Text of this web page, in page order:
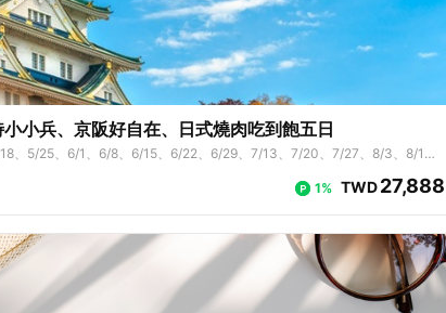
小兵、京阪好自在、日式燒肉吃到飽五日
、5/25、6/1、6/8、6/15、6/22、6/29、7/13、7/20、7/27、8/3、8/1
1% TWD27,888